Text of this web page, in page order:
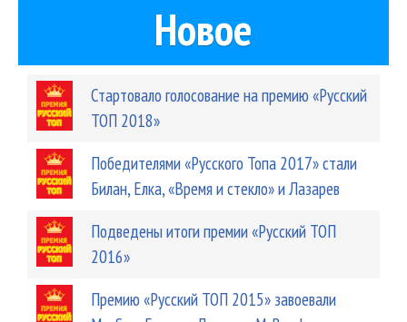
Новое
Стартовало голосование на премию «Русский
ТОП 2018»
Победителями «Русского Топа 2017» стали
Билан, Елка, «Время и стекло» и Лазарев
Подведены итоги премии «Русский ТОП
2016»
Премию «Русский ТОП 2015» завоевали